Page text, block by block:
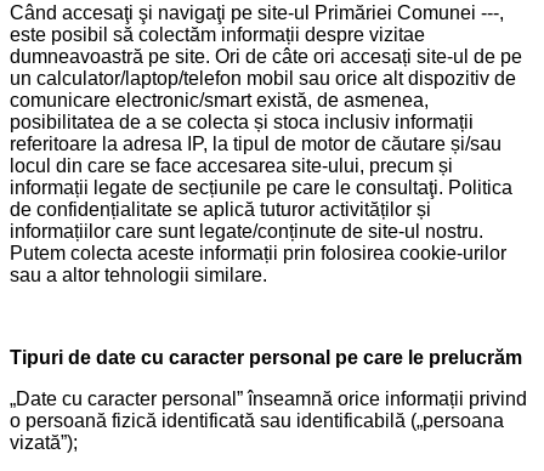
Când accesaţi şi navigaţi pe site-ul Primăriei Comunei ---,
este posibil să colectăm informații despre vizitae
dumneavoastră pe site. Ori de câte ori accesați site-ul de pe
un calculator/laptop/telefon mobil sau orice alt dispozitiv de
comunicare electronic/smart există, de asmenea,
posibilitatea de a se colecta și stoca inclusiv informații
referitoare la adresa IP, la tipul de motor de căutare și/sau
locul din care se face accesarea site-ului, precum și
informații legate de secțiunile pe care le consultaţi. Politica
de confidențialitate se aplică tuturor activităților și
informațiilor care sunt legate/conținute de site-ul nostru.
Putem colecta aceste informații prin folosirea cookie-urilor
sau a altor tehnologii similare.
Tipuri de date cu caracter personal pe care le prelucrăm
„Date cu caracter personal” înseamnă orice informații privind
o persoană fizică identificată sau identificabilă („persoana
vizată”);